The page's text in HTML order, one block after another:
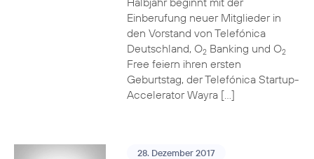
Einberufung neuer Mitglieder in
den Vorstand von Telefónica
Deutschland, O2Banking und O2
Free feiern ihren ersten
Geburtstag, der Telefónica Startup-
Accelerator Wayra […]
28. Dezember 2017